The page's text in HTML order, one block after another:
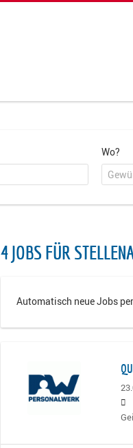
Wo?
4 JOBS FÜR
Automatisch neue Jobs